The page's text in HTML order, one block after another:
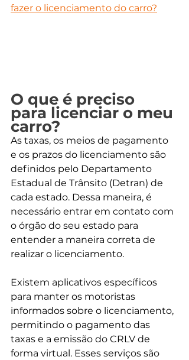
fazer o licenciamento do carro?
O que é preciso
para licenciar o meu
carro?
As taxas, os meios de pagamento
e os prazos do licenciamento são
definidos pelo Departamento
Estadual de Trânsito (Detran) de
cada estado. Dessa maneira, é
necessário entrar em contato com
o órgão do seu estado para
entender a maneira correta de
realizar o licenciamento.
Existem aplicativos específicos
para manter os motoristas
informados sobre o licenciamento,
permitindo o pagamento das
taxas e a emissão do CRLV de
forma virtual. Esses serviços são